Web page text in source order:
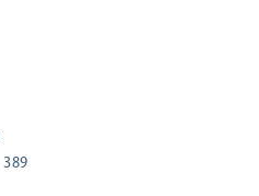
389